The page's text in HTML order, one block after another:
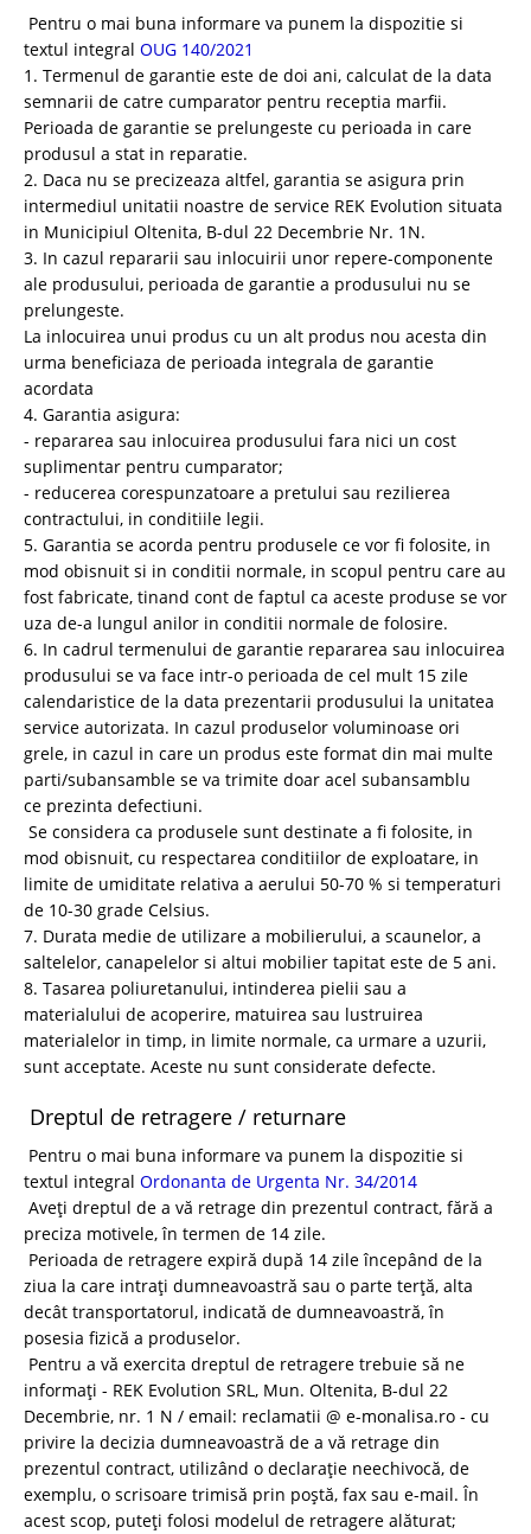
Pentru o mai buna informare va punem la dispozitie si
textul integral OUG 140/2021
1. Termenul de garantie este de doi ani, calculat de la data
semnarii de catre cumparator pentru receptia marfii.
Perioada de garantie se prelungeste cu perioada in care
produsul a stat in reparatie.
2. Daca nu se precizeaza altfel, garantia se asigura prin
intermediul unitatii noastre de service REK Evolution situata
in Municipiul Oltenita, B-dul 22 Decembrie Nr. 1N.
3. In cazul repararii sau inlocuirii unor repere-componente
ale produsului, perioada de garantie a produsului nu se
prelungeste.
La inlocuirea unui produs cu un alt produs nou acesta din
urma beneficiaza de perioada integrala de garantie
acordata
4. Garantia asigura:
- repararea sau inlocuirea produsului fara nici un cost
suplimentar pentru cumparator;
- reducerea corespunzatoare a pretului sau rezilierea
contractului, in conditiile legii.
5. Garantia se acorda pentru produsele ce vor fi folosite, in
mod obisnuit si in conditii normale, in scopul pentru care au
fost fabricate, tinand cont de faptul ca aceste produse se vor
uza de-a lungul anilor in conditii normale de folosire.
6. In cadrul termenului de garantie repararea sau inlocuirea
produsului se va face intr-o perioada de cel mult 15 zile
calendaristice de la data prezentarii produsului la unitatea
service autorizata. In cazul produselor voluminoase ori
grele, in cazul in care un produs este format din mai multe
parti/subansamble se va trimite doar acel subansamblu
ce prezinta defectiuni.
Se considera ca produsele sunt destinate a fi folosite, in
mod obisnuit, cu respectarea conditiilor de exploatare, in
limite de umiditate relativa a aerului 50-70 % si temperaturi
de 10-30 grade Celsius.
7. Durata medie de utilizare a mobilierului, a scaunelor, a
saltelelor, canapelelor si altui mobilier tapitat este de 5 ani.
8. Tasarea poliuretanului, intinderea pielii sau a
materialului de acoperire, matuirea sau lustruirea
materialelor in timp, in limite normale, ca urmare a uzurii,
sunt acceptate. Aceste nu sunt considerate defecte.
Dreptul de retragere / returnare
Pentru o mai buna informare va punem la dispozitie si
textul integral Ordonanta de Urgenta Nr. 34/2014
Aveţi dreptul de a vă retrage din prezentul contract, fără a
preciza motivele, în termen de 14 zile.
Perioada de retragere expiră după 14 zile începând de la
ziua la care intraţi dumneavoastră sau o parte terţă, alta
decât transportatorul, indicată de dumneavoastră, în
posesia fizică a produselor.
Pentru a vă exercita dreptul de retragere trebuie să ne
informaţi - REK Evolution SRL, Mun. Oltenita, B-dul 22
Decembrie, nr. 1 N / email: reclamatii @ e-monalisa.ro - cu
privire la decizia dumneavoastră de a vă retrage din
prezentul contract, utilizând o declaraţie neechivocă, de
exemplu, o scrisoare trimisă prin poştă, fax sau e-mail. În
acest scop, puteţi folosi modelul de retragere alăturat;